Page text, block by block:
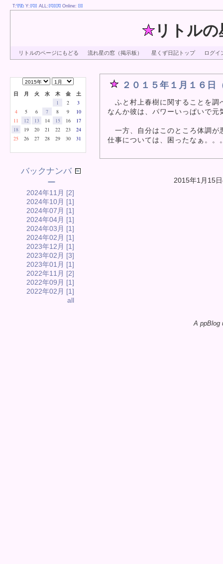
リトル
リトルのページにもどる 流れ星の窓（掲示板） 星くず日記トップ ログイ
２０１５年１月１６日
ふと村上春樹に関することを調
なんか彼は、パワーいっぱいで元
一方、自分はこのところ体調が
仕事については、困ったなぁ。。
2015年1月15
T: Y: ALL: Online:
日 月 火 水 木 金 土
1 2
3
4
5 6 7 8 9
10
11
12 13 14 15 16
17
18
19 20 21 22 23
24
25
26 27 28 29 30 31
バックナンバ
ー
2024年11月 [2]
2024年10月 [1]
2024年07月 [1]
2024年04月 [1]
2024年03月 [1]
2024年02月 [1]
2023年12月 [1]
2023年02月 [3]
2023年01月 [1]
2022年11月 [2]
2022年09月 [1]
2022年02月 [1]
all
A ppBlog